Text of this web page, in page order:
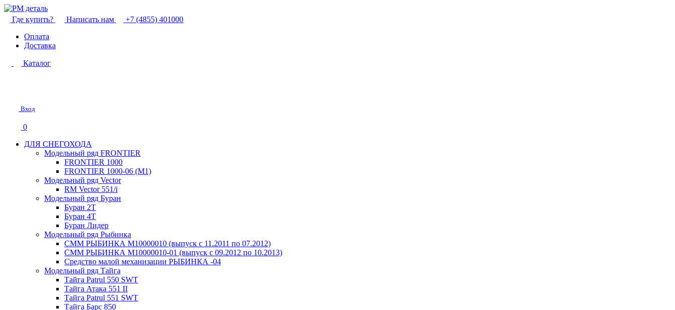
Где купить? Написать нам
+7 (4855) 401000
Оплата
Доставка
Каталог
Вход
0
ДЛЯ СНЕГОХОДА
Модельный ряд FRONTIER
FRONTIER 1000
FRONTIER 1000-06 (М1)
Модельный ряд Vector
RM Vector 551/i
Модельный ряд Буран
Буран 2Т
Буран 4Т
Буран Лидер
Модельный ряд Рыбинка
СММ РЫБИНКА M10000010 (выпуск с 11.2011 по 07.2012)
СММ РЫБИНКА M10000010-01 (выпуск с 09.2012 по 10.2013)
Средство малой механизации РЫБИНКА -04
Модельный ряд Тайга
Тайга Patrul 550 SWT
Тайга Атака 551 II
Тайга Patrul 551 SWT
Тайга Барс 850